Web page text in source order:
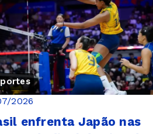
2026
enfrenta Japão nas